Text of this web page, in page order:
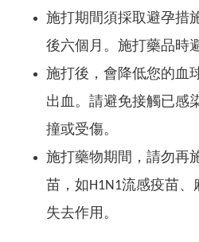
施打期間須採取避孕措
後六個月。施打藥品時
施打後，會降低您的血
出血。請避免接觸已感
撞或受傷。
施打藥物期間，請勿再
苗，如H1N1流感疫苗
失去作用。